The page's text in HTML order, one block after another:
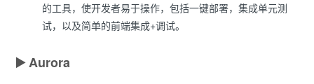
的工具，使开发者易于操作，包括一键部署，集成单元测
试，以及简单的前端集成+调试。
▶️Aurora